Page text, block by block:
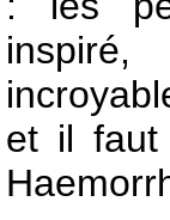
et il faut